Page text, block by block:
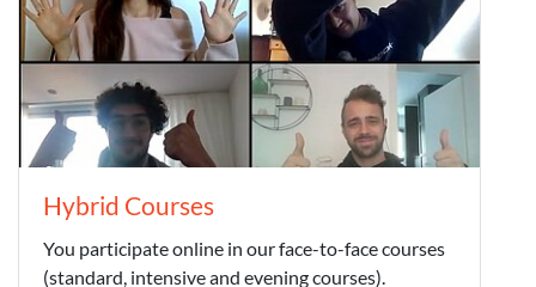
Hybrid Courses
You participate online in our face-to-face courses
(standard, intensive and evening courses).